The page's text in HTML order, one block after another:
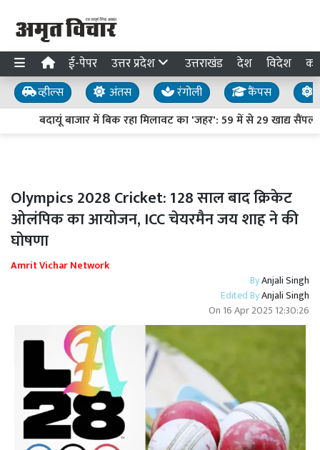
ई-पेपर उत्तर प्रदेश उत्तराखंड देश विदेश
व्हील्स अंतस रंगोली कैंपस
बदायूं बाजार में बिक रहा मिलावट का 'जहर': 59 में से 29 खाद्य सैंपल
Olympics 2028 Cricket: 128 साल बाद क्रिकेट
ओलंपिक का आयोजन, ICC चेयरमैन जय शाह ने की
घोषणा
Amrit Vichar Network
ByAnjali Singh
Edited ByAnjali Singh
On 16 Apr 2025 12:30:26